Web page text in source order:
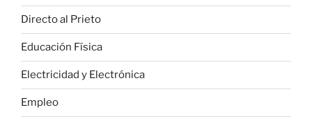
Directo al Prieto
Educación Física
Electricidad y Electrónica
Empleo